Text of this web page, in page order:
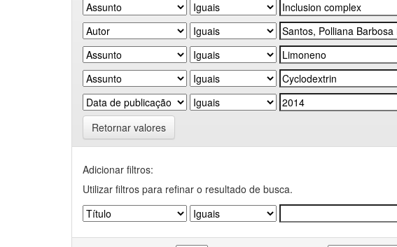
Retornar valores
Adicionar filtros:
Utilizar filtros para refinar o resultado de busca.